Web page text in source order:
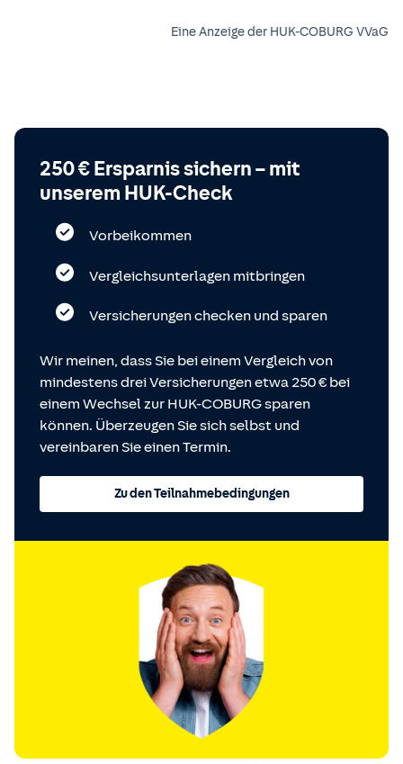
Eine Anzeige der HUK-COBURG VVaG
250 € Ersparnis sichern – mit
unserem HUK-Check
Vorbeikommen
Vergleichsunterlagen mitbringen
Versicherungen checken und sparen
Wir meinen, dass Sie bei einem Vergleich von
mindestens drei Versicherungen etwa 250 € bei
einem Wechsel zur HUK-COBURG sparen
können. Überzeugen Sie sich selbst und
vereinbaren Sie einen Termin.
Zu den Teilnahmebedingungen